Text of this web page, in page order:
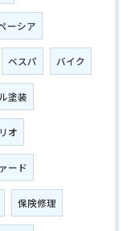
ーシア
ベスパ バイク
塗装
オ
ード
保険修理